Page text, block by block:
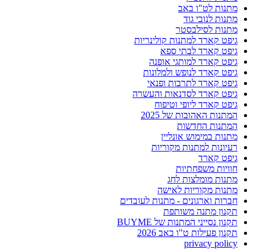
מתנות לט"ו באב
מתנות לנובי גוד
מתנות לסילבסטר
גיפט קארד למתנות קולינריות
גיפט קארד לבתי ספא
גיפט קארד למותגי אופנה
גיפט קארד לנופש ולמלונות
גיפט קארד לתרבות ופנאי
גיפט קארד לסדנאות והעשרה
גיפט קארד ליופי וטיפוח
המתנות האהובות של 2025
המתנות החדשות
מתנות במימוש אונליין
רעיונות למתנות מקוריות
גיפט קארד
חוויות משפחתיות
מתנות מומלצות לחג
מתנות מקוריות לאישה
חברות וארגונים - מתנות לעובדים
תקנון מתנה משותפת
תקנון נסייני המתנות של BUYME
תקנון פעילות ט"ו באב 2026
privacy policy